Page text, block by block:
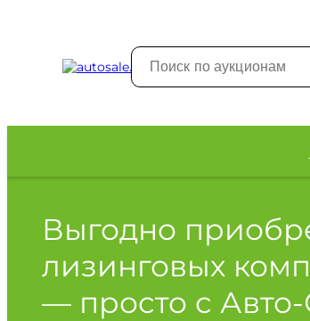
Выгодно
лизинговых
— просто с